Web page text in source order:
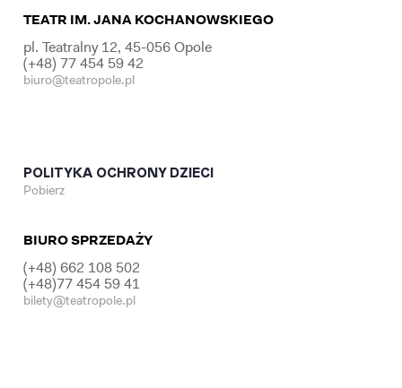
TEATR IM. JANA KOCHANOWSKIEGO
pl. Teatralny 12, 45-056 Opole
(+48) 77 454 59 42
biuro@teatropole.pl
POLITYKA OCHRONY DZIECI
Pobierz
BIURO SPRZEDAŻY
(+48) 662 108 502
(+48)77 454 59 41
bilety@teatropole.pl